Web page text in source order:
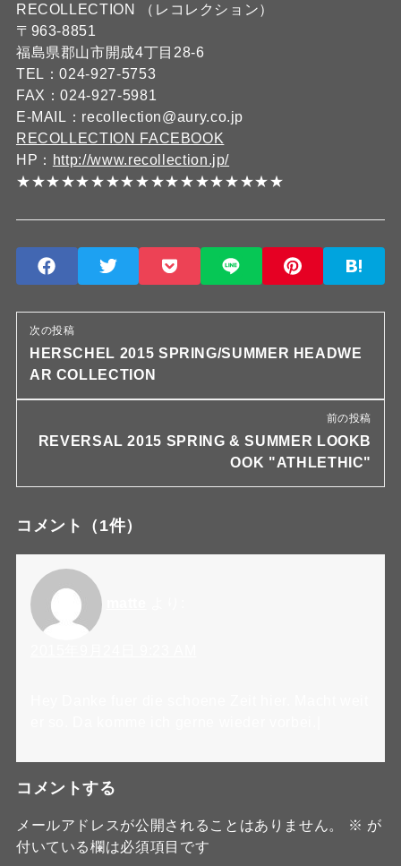
RECOLLECTION （レコレクション）
〒963-8851
福島県郡山市開成4丁目28-6
TEL：024-927-5753
FAX：024-927-5981
E-MAIL：recollection@aury.co.jp
RECOLLECTION FACEBOOK
HP： http://www.recollection.jp/
★★★★★★★★★★★★★★★★★★
次の投稿
HERSCHEL 2015 SPRING/SUMMER HEADWE
AR COLLECTION
前の投稿
REVERSAL 2015 SPRING & SUMMER LOOKB
OOK "ATHLETHIC"
コメント （1件）
コメントする
メールアドレスが公開されることはありません。 ※ が
付いている欄は必須項目です